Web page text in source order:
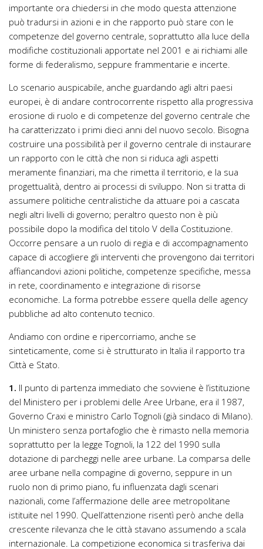
importante ora chiedersi in che modo questa attenzione
può tradursi in azioni e in che rapporto può stare con le
competenze del governo centrale, soprattutto alla luce della
modifiche costituzionali apportate nel 2001 e ai richiami alle
forme di federalismo, seppure frammentarie e incerte.
Lo scenario auspicabile, anche guardando agli altri paesi
europei, è di andare controcorrente rispetto alla progressiva
erosione di ruolo e di competenze del governo centrale che
ha caratterizzato i primi dieci anni del nuovo secolo. Bisogna
costruire una possibilità per il governo centrale di instaurare
un rapporto con le città che non si riduca agli aspetti
meramente finanziari, ma che rimetta il territorio, e la sua
progettualità, dentro ai processi di sviluppo. Non si tratta di
assumere politiche centralistiche da attuare poi a cascata
negli altri livelli di governo; peraltro questo non è più
possibile dopo la modifica del titolo V della Costituzione.
Occorre pensare a un ruolo di regia e di accompagnamento
capace di accogliere gli interventi che provengono dai territori
affiancandovi azioni politiche, competenze specifiche, messa
in rete, coordinamento e integrazione di risorse
economiche. La forma potrebbe essere quella delle agency
pubbliche ad alto contenuto tecnico.
Andiamo con ordine e ripercorriamo, anche se
sinteticamente, come si è strutturato in Italia il rapporto tra
Città e Stato.
1. Il punto di partenza immediato che sovviene è l’istituzione
del Ministero per i problemi delle Aree Urbane, era il 1987,
Governo Craxi e ministro Carlo Tognoli (già sindaco di Milano).
Un ministero senza portafoglio che è rimasto nella memoria
soprattutto per la legge Tognoli, la 122 del 1990 sulla
dotazione di parcheggi nelle aree urbane. La comparsa delle
aree urbane nella compagine di governo, seppure in un
ruolo non di primo piano, fu influenzata dagli scenari
nazionali, come l’affermazione delle aree metropolitane
istituite nel 1990. Quell’attenzione risentì però anche della
crescente rilevanza che le città stavano assumendo a scala
internazionale. La competizione economica si trasferiva dai